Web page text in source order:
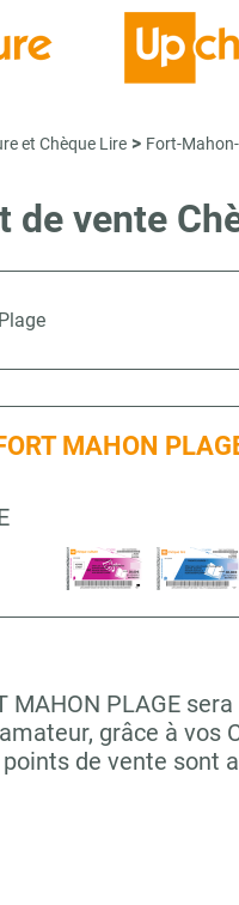
et Chèque Lire > Fort-
de vente
MAHON
MAHON PLAGE
grâce à vos
de vente sont